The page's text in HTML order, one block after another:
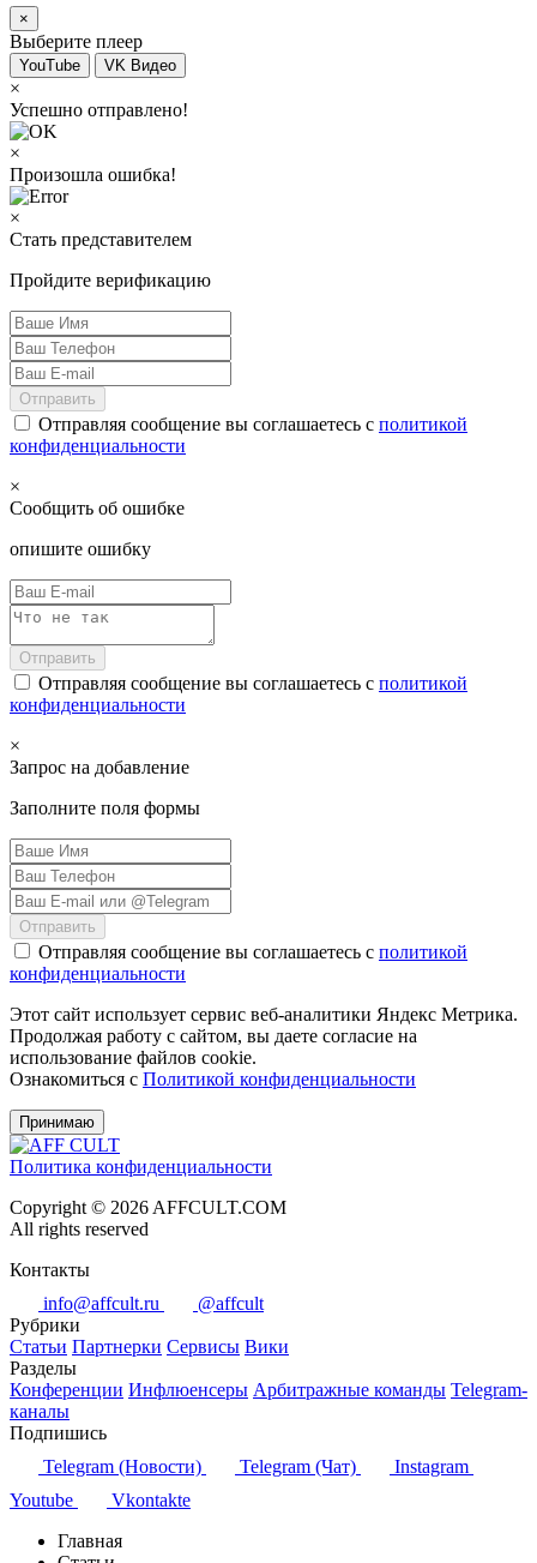
×
Выберите плеер
YouTube VK Видео
×
Успешно отправлено!
×
Произошла ошибка!
×
Стать представителем
Пройдите верификацию
Отправить
Отправляя сообщение вы соглашаетесь с политикой
конфиденциальности
×
Сообщить об ошибке
опишите ошибку
Отправить
Отправляя сообщение вы соглашаетесь с политикой
конфиденциальности
×
Запрос на добавление
Заполните поля формы
Отправить
Отправляя сообщение вы соглашаетесь с политикой
конфиденциальности
Этот сайт использует сервис веб-аналитики Яндекс Метрика.
Продолжая работу с сайтом, вы даете согласие на
использование файлов cookie.
Ознакомиться с Политикой конфиденциальности
Принимаю
Политика конфиденциальности
Copyright © 2026 AFFCULT.COM
All rights reserved
Контакты
info@affcult.ru
@affcult
Рубрики
Статьи Партнерки Сервисы Вики
Разделы
Конференции Инфлюенсеры Арбитражные команды Telegram-
каналы
Подпишись
Telegram (Новости)
Telegram (Чат)
Instagram
Youtube
Vkontakte
Главная